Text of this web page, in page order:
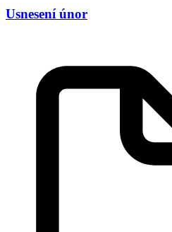
Usnesení únor